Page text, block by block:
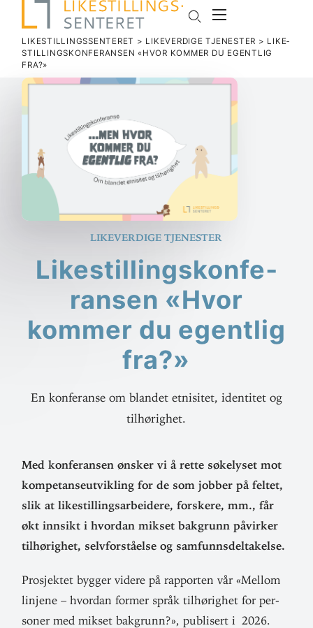
LIKESTILLINGSSENTERET > LIKEVERDIGE TJENESTER > LIKE­
STIL­LINGS­KON­FE­RANSEN «HVOR KOMMER DU EGENTLIG
FRA?»
Likeverdige tjenester
Like­stil­lings­kon­fe­
ransen «Hvor
kommer du egentlig
fra?»
En konferanse om blandet etnisitet, identitet og
tilhørighet.
Med kon­fe­ransen ønsker vi å rette søke­lyset mot
kom­pe­tanse­ut­vikling for de som jobber på feltet,
slik at like­stil­lings­ar­beidere, forskere, mm., får
økt innsikt i hvordan mikset bak­grunn påvirker
til­hø­righet, selv­for­ståelse og samfunnsdeltakelse.
Pro­sjektet bygger videre på rap­porten vår «Mellom
linjene – hvordan former språk til­hø­righet for per­
soner med mikset bak­grunn?», pub­lisert i 2026.